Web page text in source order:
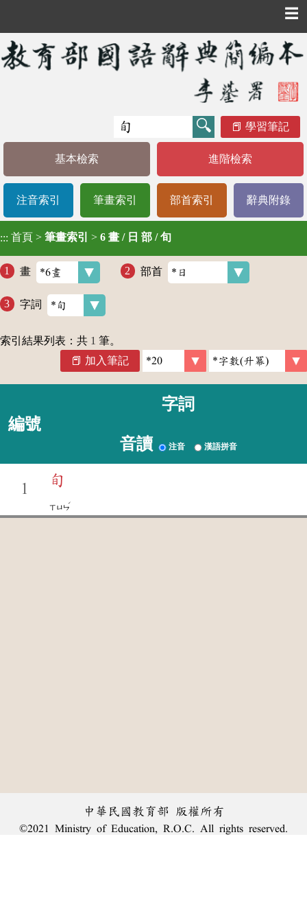
☰
學習筆記
基本檢索 進階檢索
注音索引 筆畫索引 部首索引 辭典附錄
::: 首頁 > 筆畫索引 > 6 畫 / 日 部 / 旬
畫 部首
字詞
索引結果列表：共 1 筆。
加入筆記
編號
字詞
音讀 注音 漢語拼音
1
旬
ㄒㄩㄣ
ˊ
中華民國教育部 版權所有
©2021 Ministry of Education, R.O.C. All rights reserved.